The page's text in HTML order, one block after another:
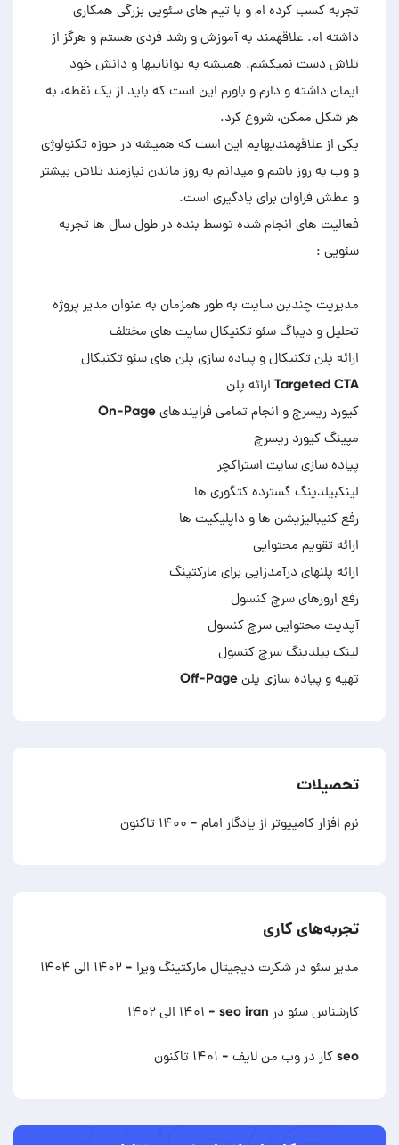
تجربه کسب کرده ام و با تیم های سئویی بزرگی همکاری
داشته ام. علاقهمند به آموزش و رشد فردی هستم و هرگز از
تلاش دست نمیکشم. همیشه به تواناییها و دانش خود
ایمان داشته و دارم و باورم این است که باید از یک نقطه، به
یکی از علاقهمندیهایم این است که همیشه در حوزه تکنولوژی
و وب به روز باشم و میدانم به روز ماندن نیازمند تلاش بیشتر
فعالیت های انجام شده توسط بنده در طول سال ها تجربه
تهیه و پیاده سازی پلن Off-Page
تحصیلات
نرم افزار کامپیوتر از یادگار امام - ۱۴۰۰ تاکنون
تجربه‌های کاری
مدیر سئو در شکرت دیجیتال مارکتینگ ویرا - ۱۴۰۲ الی ۱۴۰۴
کارشناس سئو در seo iran - ۱۴۰۱ الی ۱۴۰۲
seo کار در وب من لایف - ۱۴۰۱ تاکنون